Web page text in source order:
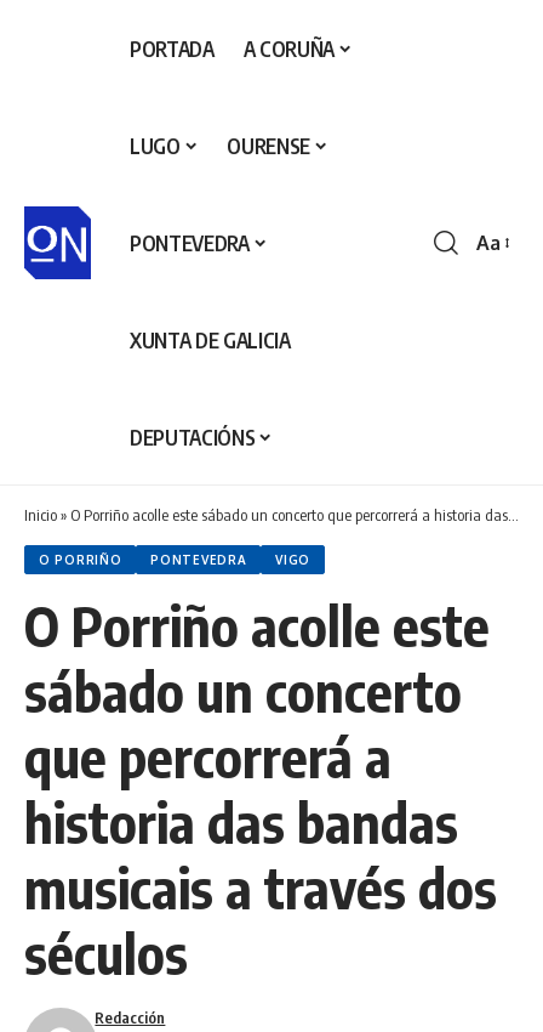
PORTADA A CORUÑA
LUGO OURENSE
PONTEVEDRA
XUNTA DE GALICIA
DEPUTACIÓNS
Aa
Inicio» O Porriño acolle este sábado un concerto que percorrerá a historia das bandas musicais a través dos séculos
O PORRIÑO PONTEVEDRA VIGO
O Porriño acolle este
sábado un concerto
que percorrerá a
historia das bandas
musicais a través dos
séculos
Redacción